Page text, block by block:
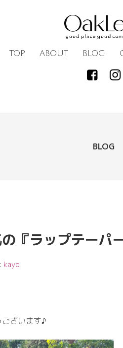
TOP ABOUT BLOG
BLOG
『ラップテーパ
kayo
ざいます♪